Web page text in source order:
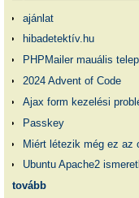
ajánlat
hibadetektív.hu
PHPMailer mauális
2024 Advent of Code
Ajax form kezelési
Passkey
Miért létezik még ez az
Ubuntu Apache2
tovább